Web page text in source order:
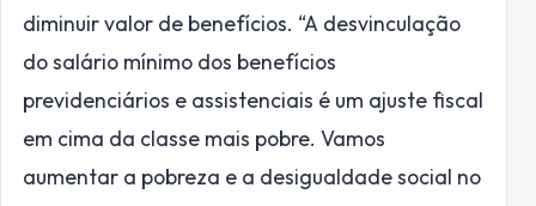
diminuir valor de benefícios. “A desvinculação
do salário mínimo dos benefícios
previdenciários e assistenciais é um ajuste fiscal
em cima da classe mais pobre. Vamos
aumentar a pobreza e a desigualdade social no